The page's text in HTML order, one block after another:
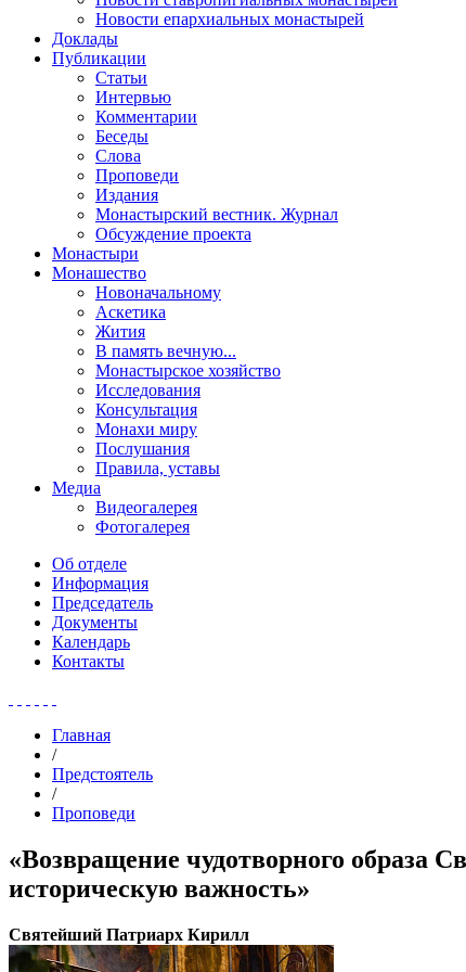
Новости епархиальных монастырей
Доклады
Публикации
Статьи
Интервью
Комментарии
Беседы
Слова
Проповеди
Издания
Монастырский вестник. Журнал
Обсуждение проекта
Монастыри
Монашество
Новоначальному
Аскетика
Жития
В память вечную...
Монастырское хозяйство
Исследования
Консультация
Монахи миру
Послушания
Правила, уставы
Медиа
Видеогалерея
Фотогалерея
Об отделе
Информация
Председатель
Документы
Календарь
Контакты
Главная
/
Предстоятель
/
Проповеди
«Возвращение чудотворного образа
историческую важность»
Святейший Патриарх Кирилл